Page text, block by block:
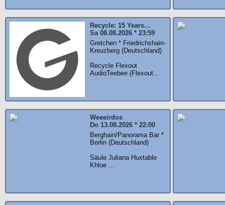
Recycle: 15 Years...
Sa 08.08.2026 * 23:59
Gretchen * Friedrichshain-
Kreuzberg (Deutschland)
Recycle Flexout
AudioTeebee (Flexout...
Weeeirdos
Do 13.08.2026 * 22:00
Berghain/Panorama Bar *
Berlin (Deutschland)
Säule Juliana Huxtable
Khloe ...